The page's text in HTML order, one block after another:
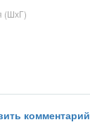
(ШхГ)
комментарий